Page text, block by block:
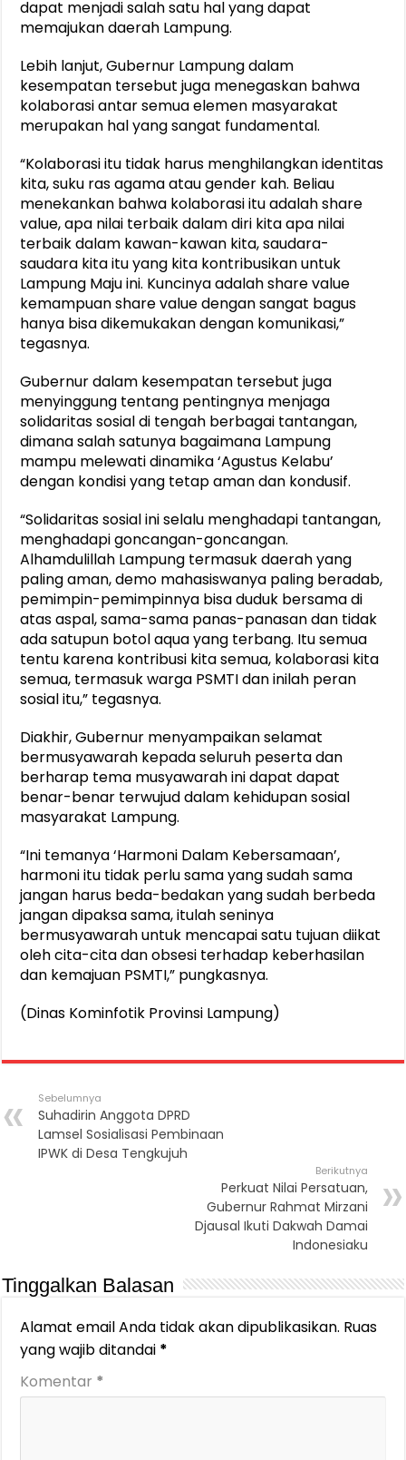
dapat menjadi salah satu hal yang dapat
memajukan daerah Lampung.
Lebih lanjut, Gubernur Lampung dalam
kesempatan tersebut juga menegaskan bahwa
kolaborasi antar semua elemen masyarakat
merupakan hal yang sangat fundamental.
“Kolaborasi itu tidak harus menghilangkan identitas
kita, suku ras agama atau gender kah. Beliau
menekankan bahwa kolaborasi itu adalah share
value, apa nilai terbaik dalam diri kita apa nilai
terbaik dalam kawan-kawan kita, saudara-
saudara kita itu yang kita kontribusikan untuk
Lampung Maju ini. Kuncinya adalah share value
kemampuan share value dengan sangat bagus
hanya bisa dikemukakan dengan komunikasi,”
tegasnya.
Gubernur dalam kesempatan tersebut juga
menyinggung tentang pentingnya menjaga
solidaritas sosial di tengah berbagai tantangan,
dimana salah satunya bagaimana Lampung
mampu melewati dinamika ‘Agustus Kelabu’
dengan kondisi yang tetap aman dan kondusif.
“Solidaritas sosial ini selalu menghadapi tantangan,
menghadapi goncangan-goncangan.
Alhamdulillah Lampung termasuk daerah yang
paling aman, demo mahasiswanya paling beradab,
pemimpin-pemimpinnya bisa duduk bersama di
atas aspal, sama-sama panas-panasan dan tidak
ada satupun botol aqua yang terbang. Itu semua
tentu karena kontribusi kita semua, kolaborasi kita
semua, termasuk warga PSMTI dan inilah peran
sosial itu,” tegasnya.
Diakhir, Gubernur menyampaikan selamat
bermusyawarah kepada seluruh peserta dan
berharap tema musyawarah ini dapat dapat
benar-benar terwujud dalam kehidupan sosial
masyarakat Lampung.
“Ini temanya ‘Harmoni Dalam Kebersamaan’,
harmoni itu tidak perlu sama yang sudah sama
jangan harus beda-bedakan yang sudah berbeda
jangan dipaksa sama, itulah seninya
bermusyawarah untuk mencapai satu tujuan diikat
oleh cita-cita dan obsesi terhadap keberhasilan
dan kemajuan PSMTI,” pungkasnya.
(Dinas Kominfotik Provinsi Lampung)
Sebelumnya
Suhadirin Anggota DPRD
Lamsel Sosialisasi Pembinaan
IPWK di Desa Tengkujuh
Berikutnya
Perkuat Nilai Persatuan,
Gubernur Rahmat Mirzani
Djausal Ikuti Dakwah Damai
Indonesiaku
Tinggalkan Balasan
Alamat email Anda tidak akan dipublikasikan. Ruas
yang wajib ditandai *
Komentar *